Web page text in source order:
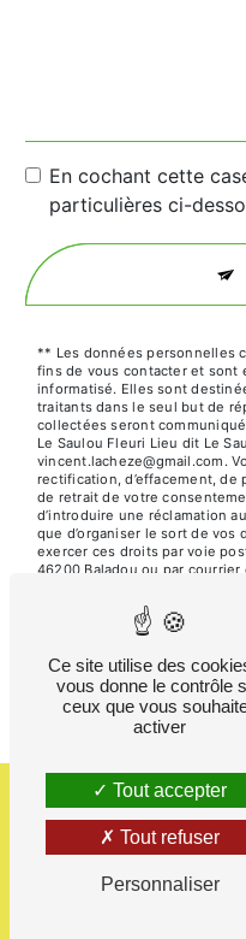
En cochant cette
particulières ci-
** Les données personnelles
fins de vous contacter et sont
informatisé. Elles sont
traitants dans le seul but de
collectées seront
Le Saulou Fleuri Lieu dit Le
vincent.lacheze@gmail.com.
rectification, d’effacement, de
de retrait de votre
d’introduire une réclamation
que d’organiser le sort de
exercer ces droits par voie
46200 Baladou ou par
vincent.lacheze@gmail.com.
être demandé. Nous
prise de contact puis
fins probatoires et de
vous inscrire sur la liste
disponible à cette adresse:
pour plus d’informations sur
- 2026
Mentions légales
Ce site utilise des
vous donne le contrôle
ceux que vous
activer
Tout accepter
Tout refuser
Personnaliser